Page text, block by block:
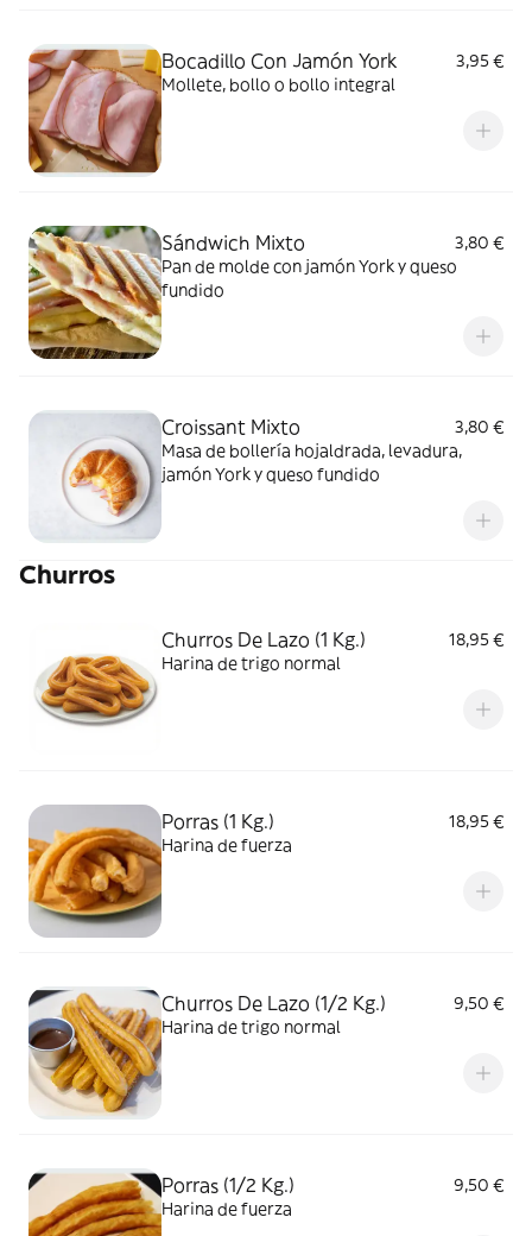
Bocadillo Con Jamón York
3,95 €
Mollete, bollo o bollo integral
Sándwich Mixto
3,80 €
Pan de molde con jamón York y queso
fundido
Croissant Mixto
3,80 €
Masa de bollería hojaldrada, levadura,
jamón York y queso fundido
Churros
Churros De Lazo (1 Kg.)
18,95 €
Harina de trigo normal
Porras (1 Kg.)
18,95 €
Harina de fuerza
Churros De Lazo (1/2 Kg.)
9,50 €
Harina de trigo normal
Porras (1/2 Kg.)
9,50 €
Harina de fuerza